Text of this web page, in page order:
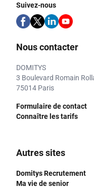
Suivez-nous
Nous contacter
DOMITYS
3 Boulevard Romain
75014 Paris
Formulaire de contact
Connaître les tarifs
Autres sites
Domitys Recrutement
Ma vie de senior